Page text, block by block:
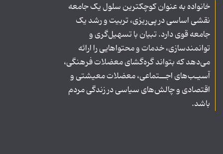
خانواده به عنوان کوچکترین سلول یک جامعه
نقشی اساسی در پی‌ریزی، تربیت و رشد یک
جامعه قوی دارد. تبیان با تسهیل‌گری و
توانمندسازی، خدمات و محتواهایی را ارائه
می‌دهد که بتواند گره‌گشای معضلات فرهنگی،
آسیـب‌های اجــتماعی، معضلات معیشتی و
اقتصادی و چالش‌های سیاسی در زندگی مردم
باشد.